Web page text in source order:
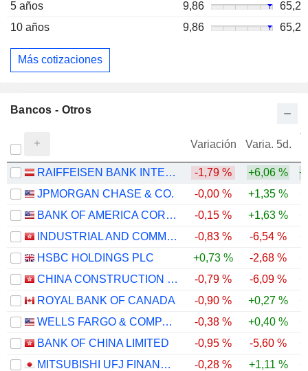
5 años
9,86
65,2
10 años
9,86 65,2
Más cotizaciones
Bancos - Otros
Variación Varia. 5d.
RAIFFEISEN BANK INTERNATIONAL AG -1,79 % +6,06 %
JPMORGAN CHASE & CO.
-0,00 % +1,35 %
BANK OF AMERICA CORPORATION
-0,15 % +1,63 %
INDUSTRIAL AND COMMERCIAL BANK OF CHINA LIMITED
-0,83 % -6,54 %
HSBC HOLDINGS PLC
+0,73 % -2,68 %
CHINA CONSTRUCTION BANK CORPORATION
-0,79 % -6,09 %
ROYAL BANK OF CANADA
-0,90 % +0,27 %
WELLS FARGO & COMPANY
-0,38 % +0,40 %
BANK OF CHINA LIMITED
-0,95 % -5,60 %
MITSUBISHI UFJ FINANCIAL GROUP, INC.
-0,28 % +1,11 %